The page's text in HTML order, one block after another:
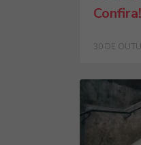
Confira!
30 DE